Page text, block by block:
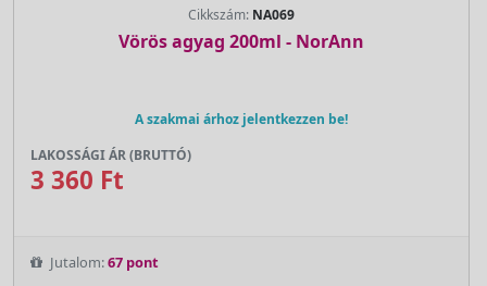
Cikkszám: NA069
Vörös agyag 200ml - NorAnn
A szakmai árhoz jelentkezzen be!
LAKOSSÁGI ÁR (BRUTTÓ)
3 360 Ft
Jutalom:67 pont